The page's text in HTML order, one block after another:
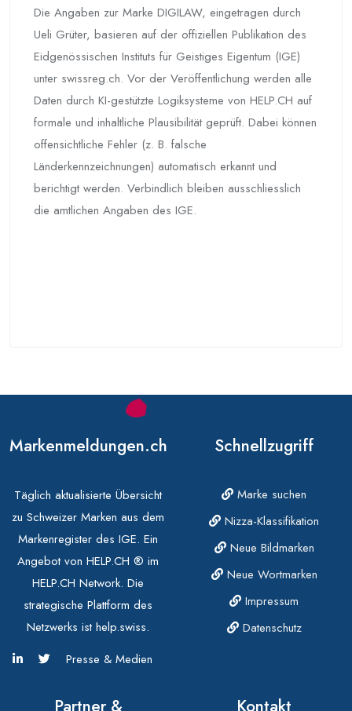
Die Angaben zur Marke DIGILAW, eingetragen durch
Ueli Grüter, basieren auf der offiziellen Publikation des
Eidgenössischen Instituts für Geistiges Eigentum (IGE)
unter swissreg.ch. Vor der Veröffentlichung werden alle
Daten durch KI-gestützte Logiksysteme von HELP.CH auf
formale und inhaltliche Plausibilität geprüft. Dabei können
offensichtliche Fehler (z. B. falsche
Länderkennzeichnungen) automatisch erkannt und
berichtigt werden. Verbindlich bleiben ausschliesslich
die amtlichen Angaben des IGE.
Markenmeldungen.ch
Täglich aktualisierte Übersicht
zu Schweizer Marken aus dem
Markenregister des IGE. Ein
Angebot von HELP.CH ® im
HELP.CH Network. Die
strategische Plattform des
Netzwerks ist help.swiss.
Presse & Medien
Schnellzugriff
Marke suchen
Nizza-Klassifikation
Neue Bildmarken
Neue Wortmarken
Impressum
Datenschutz
Partner & Kontakt